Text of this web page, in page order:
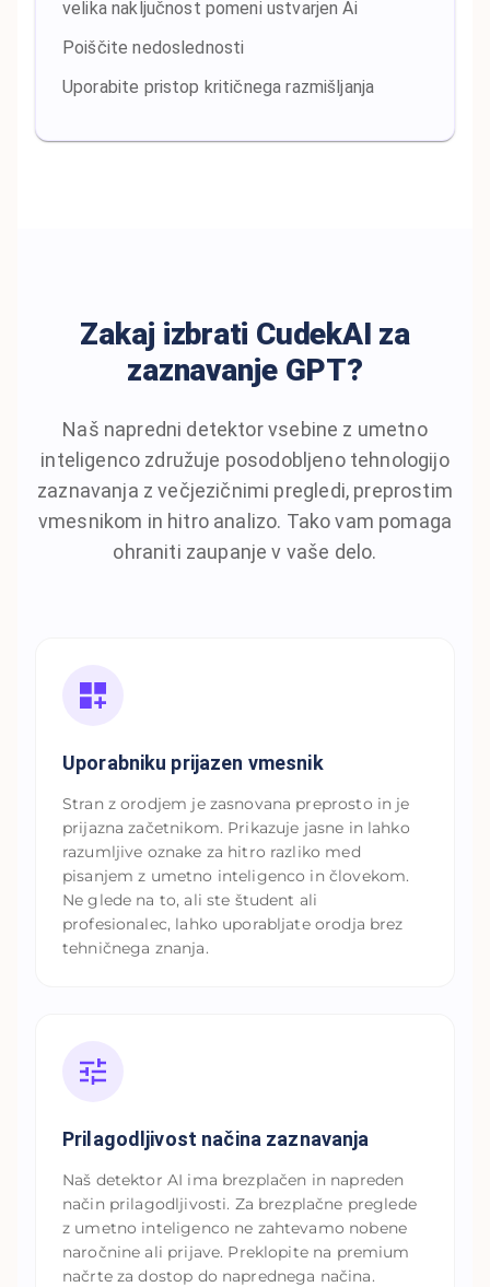
velika naključnost pomeni ustvarjen Ai
Poiščite nedoslednosti
Uporabite pristop kritičnega razmišljanja
Zakaj izbrati CudekAI za
zaznavanje GPT?
Naš napredni detektor vsebine z umetno
inteligenco združuje posodobljeno tehnologijo
zaznavanja z večjezičnimi pregledi, preprostim
vmesnikom in hitro analizo. Tako vam pomaga
ohraniti zaupanje v vaše delo.
Uporabniku prijazen vmesnik
Stran z orodjem je zasnovana preprosto in je
prijazna začetnikom. Prikazuje jasne in lahko
razumljive oznake za hitro razliko med
pisanjem z umetno inteligenco in človekom.
Ne glede na to, ali ste študent ali
profesionalec, lahko uporabljate orodja brez
tehničnega znanja.
Prilagodljivost načina zaznavanja
Naš detektor AI ima brezplačen in napreden
način prilagodljivosti. Za brezplačne preglede
z umetno inteligenco ne zahtevamo nobene
naročnine ali prijave. Preklopite na premium
načrte za dostop do naprednega načina.